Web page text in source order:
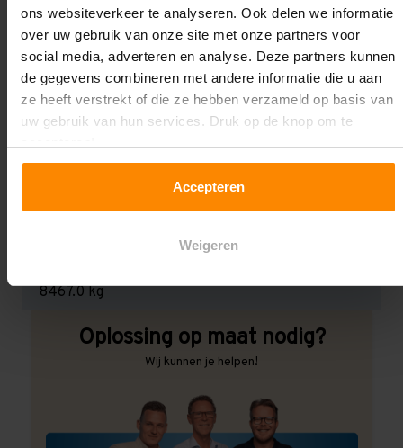
ons websiteverkeer te analyseren. Ook delen we informatie
over uw gebruik van onze site met onze partners voor
social media, adverteren en analyse. Deze partners kunnen
de gegevens combineren met andere informatie die u aan
ze heeft verstrekt of die ze hebben verzameld op basis van
uw gebruik van hun services. Druk op de knop om te
Accepteren
Weigeren
1.850 mm & 2.700 mm
Aantal niveaus:
5
Kleur staanders:
8467.0 kg
Oplossing op maat nodig?
Wij kunnen je helpen!